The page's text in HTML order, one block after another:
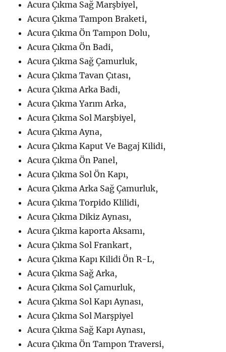
Acura Çıkma Sağ Marşbiyel,
Acura Çıkma Tampon Braketi,
Acura Çıkma Ön Tampon Dolu,
Acura Çıkma Ön Badi,
Acura Çıkma Sağ Çamurluk,
Acura Çıkma Tavan Çıtası,
Acura Çıkma Arka Badi,
Acura Çıkma Yarım Arka,
Acura Çıkma Sol Marşbiyel,
Acura Çıkma Ayna,
Acura Çıkma Kaput Ve Bagaj Kilidi,
Acura Çıkma Ön Panel,
Acura Çıkma Sol Ön Kapı,
Acura Çıkma Arka Sağ Çamurluk,
Acura Çıkma Torpido Klilidi,
Acura Çıkma Dikiz Aynası,
Acura Çıkma kaporta Aksamı,
Acura Çıkma Sol Frankart,
Acura Çıkma Kapı Kilidi Ön R-L,
Acura Çıkma Sağ Arka,
Acura Çıkma Sol Çamurluk,
Acura Çıkma Sol Kapı Aynası,
Acura Çıkma Sol Marşpiyel
Acura Çıkma Sağ Kapı Aynası,
Acura Çıkma Ön Tampon Traversi,